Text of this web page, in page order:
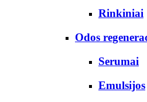
Rinkiniai
Odos
Serumai
Emulsijos